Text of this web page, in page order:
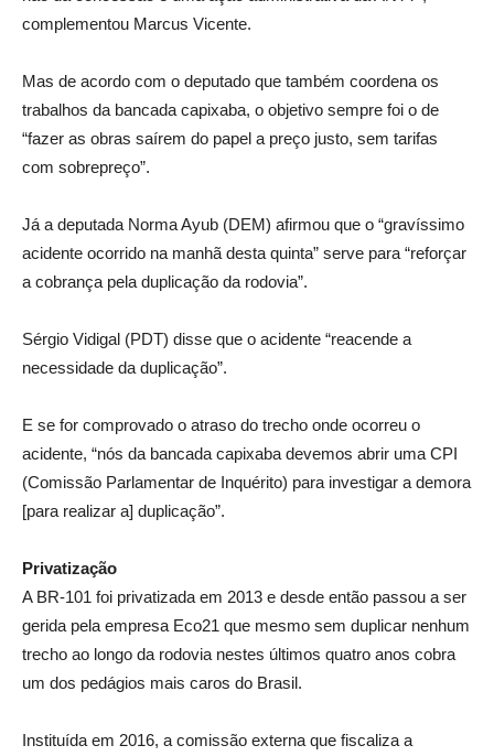
complementou Marcus Vicente.
Mas de acordo com o deputado que também coordena os
trabalhos da bancada capixaba, o objetivo sempre foi o de
“fazer as obras saírem do papel a preço justo, sem tarifas
com sobrepreço”.
Já a deputada Norma Ayub (DEM) afirmou que o “gravíssimo
acidente ocorrido na manhã desta quinta” serve para “reforçar
a cobrança pela duplicação da rodovia”.
Sérgio Vidigal (PDT) disse que o acidente “reacende a
necessidade da duplicação”.
E se for comprovado o atraso do trecho onde ocorreu o
acidente, “nós da bancada capixaba devemos abrir uma CPI
(Comissão Parlamentar de Inquérito) para investigar a demora
[para realizar a] duplicação”.
Privatização
A BR-101 foi privatizada em 2013 e desde então passou a ser
gerida pela empresa Eco21 que mesmo sem duplicar nenhum
trecho ao longo da rodovia nestes últimos quatro anos cobra
um dos pedágios mais caros do Brasil.
Instituída em 2016, a comissão externa que fiscaliza a